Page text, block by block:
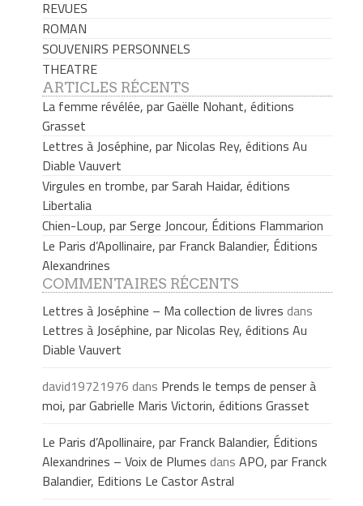
REVUES
ROMAN
SOUVENIRS PERSONNELS
THEATRE
ARTICLES RÉCENTS
La femme révélée, par Gaëlle Nohant, éditions
Grasset
Lettres à Joséphine, par Nicolas Rey, éditions Au
Diable Vauvert
Virgules en trombe, par Sarah Haidar, éditions
Libertalia
Chien-Loup, par Serge Joncour, Éditions Flammarion
Le Paris d’Apollinaire, par Franck Balandier, Éditions
Alexandrines
COMMENTAIRES RÉCENTS
Lettres à Joséphine – Ma collection de livres dans
Lettres à Joséphine, par Nicolas Rey, éditions Au
Diable Vauvert
david19721976 dans Prends le temps de penser à
moi, par Gabrielle Maris Victorin, éditions Grasset
Le Paris d’Apollinaire, par Franck Balandier, Éditions
Alexandrines – Voix de Plumes dans APO, par Franck
Balandier, Editions Le Castor Astral